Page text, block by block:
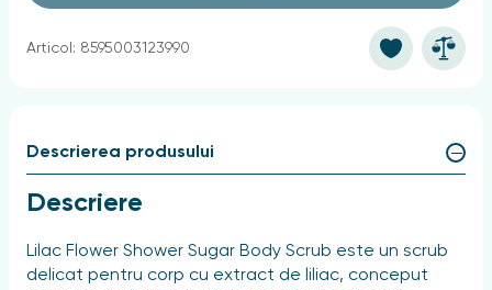
Articol: 8595003123990
Descrierea produsului
Descriere
Lilac Flower Shower Sugar Body Scrub este un scrub
delicat pentru corp cu extract de liliac, conceput